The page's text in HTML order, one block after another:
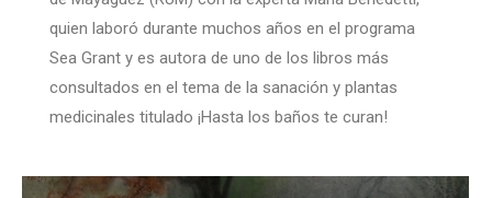
quien laboró durante muchos años en el programa
Sea Grant y es autora de uno de los libros más
consultados en el tema de la sanación y plantas
medicinales titulado ¡Hasta los baños te curan!